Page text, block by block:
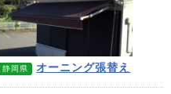
静岡県 オーニング張替え